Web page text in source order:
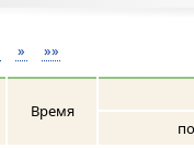
» »»
Время